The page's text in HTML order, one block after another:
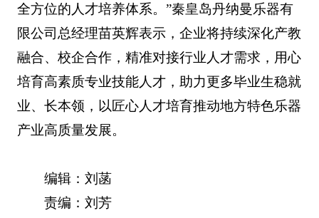
全方位的人才培养体系。”秦皇岛丹纳曼乐器有
限公司总经理苗英辉表示，企业将持续深化产教
融合、校企合作，精准对接行业人才需求，用心
培育高素质专业技能人才，助力更多毕业生稳就
业、长本领，以匠心人才培育推动地方特色乐器
产业高质量发展。
编辑：刘菡
责编：刘芳